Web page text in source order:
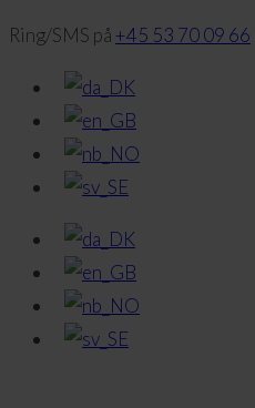
Ring/SMS på+45 53 70 09 66